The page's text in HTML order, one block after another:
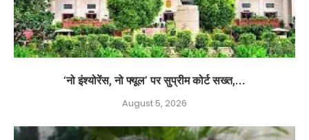
‘नो इंश्योरेंस, नो फ्यूल’ पर सुप्रीम कोर्ट सख्त,...
August 5, 2026